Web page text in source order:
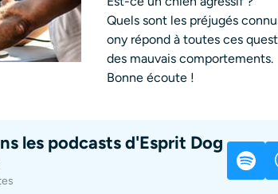
Quels sont les préjugés
ony répond à toutes ces
des mauvais comportements.
Bonne écoute !
les podcasts d'Esprit Dog